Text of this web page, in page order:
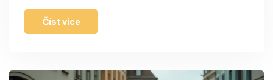
Islandu
Číst více